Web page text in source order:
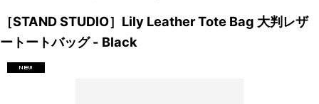
［STAND STUDIO］Lily Leather Tote Bag 大判レザ
ートートバッグ - Black